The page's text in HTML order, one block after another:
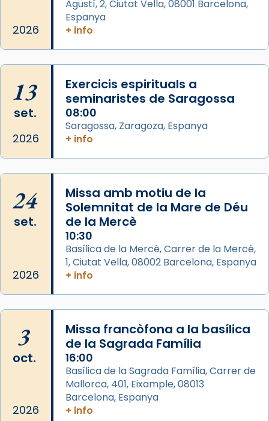
Arquebisbat de Barcelona
de Barcelona.
2 weeks ago
comitè organitzador de la visita apostòlica
del Sant Pare Lleó XIV a Barcelona, i als
col·laboradors, a la Catedral de Barcelona.
L’arquebisbe de Barcelona, el cardenal Joan
📸 Dr. G. Simón
Photo
View on Facebook ·
Arquebisbat de Barcelona
Memòria de les santes Juliana i
Semproniana, verges i màrtirs.
Acompanyant la història de sant Cugat, a
partir de l’Edat Mitjana sorgeix la tradició
que les santes Juliana (“relatiu a Júlia”) i
Semproniana (“relatiu a Semprònia =
eterna”) són deixebles seves. I l’any 1667, el
2026
Agustí, 2, Ciutat Vella, 08001 Barcelona,
Espanya
+ info
13
set.
2026
Exercicis espirituals a
seminaristes de Saragossa
08:00
Saragossa, Zaragoza, Espanya
+ info
24
set.
2026
Missa amb motiu de la
Solemnitat de la Mare de Déu
de la Mercè
10:30
Basílica de la Mercè, Carrer de la Mercè,
1, Ciutat Vella, 08002 Barcelona, Espanya
+ info
3
oct.
2026
Missa francòfona a la basílica
de la Sagrada Família
16:00
Basílica de la Sagrada Família, Carrer de
Mallorca, 401, Eixample, 08013
Barcelona, Espanya
+ info